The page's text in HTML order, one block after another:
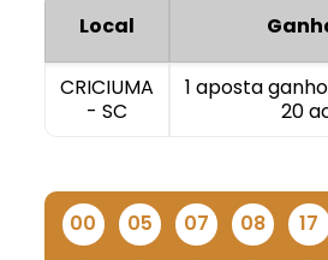
Local
CRICIUMA
- SC
1 aposta
20
00 05 07 08 17